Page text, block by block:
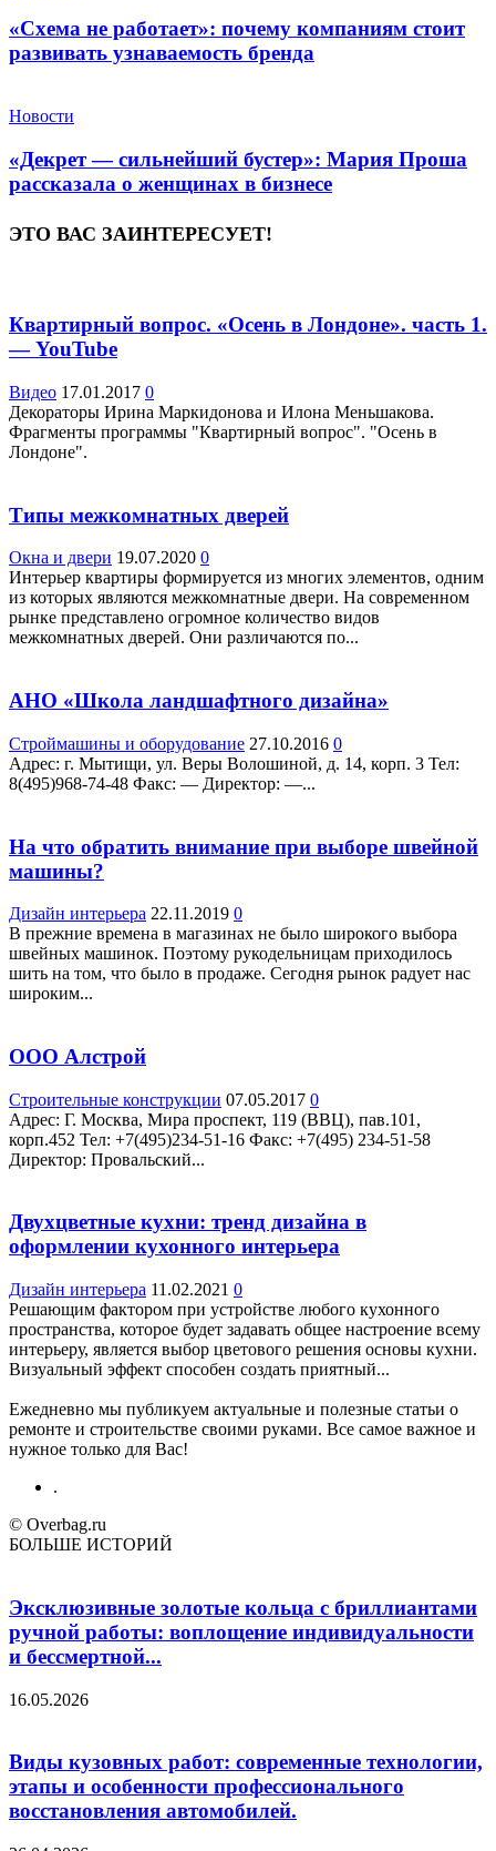
«Схема не работает»: почему компаниям стоит
развивать узнаваемость бренда
Новости
«Декрет — сильнейший бустер»: Мария Проша
рассказала о женщинах в бизнесе
ЭТО ВАС ЗАИНТЕРЕСУЕТ!
Квартирный вопрос. «Осень в Лондоне». часть 1.
— YouTube
Видео 17.01.2017 0
Декораторы Ирина Маркидонова и Илона Меньшакова.
Фрагменты программы "Квартирный вопрос". "Осень в
Лондоне".
Типы межкомнатных дверей
Окна и двери 19.07.2020 0
Интерьер квартиры формируется из многих элементов, одним
из которых являются межкомнатные двери. На современном
рынке представлено огромное количество видов
межкомнатных дверей. Они различаются по...
АНО «Школа ландшафтного дизайна»
Строймашины и оборудование 27.10.2016 0
Адрес: г. Мытищи, ул. Веры Волошиной, д. 14, корп. 3 Teл:
8(495)968-74-48 Факс: — Директор: —...
На что обратить внимание при выборе швейной
машины?
Дизайн интерьера 22.11.2019 0
В прежние времена в магазинах не было широкого выбора
швейных машинок. Поэтому рукодельницам приходилось
шить на том, что было в продаже. Сегодня рынок радует нас
широким...
ООО Алстрой
Строительные конструкции 07.05.2017 0
Адрес: Г. Москва, Мира проспект, 119 (ВВЦ), пав.101,
корп.452 Teл: +7(495)234-51-16 Факс: +7(495) 234-51-58
Директор: Провальский...
Двухцветные кухни: тренд дизайна в
оформлении кухонного интерьера
Дизайн интерьера 11.02.2021 0
Решающим фактором при устройстве любого кухонного
пространства, которое будет задавать общее настроение всему
интерьеру, является выбор цветового решения основы кухни.
Визуальный эффект способен создать приятный...
Ежедневно мы публикуем актуальные и полезные статьи о
ремонте и строительстве своими руками. Все самое важное и
нужное только для Вас!
.
© Overbag.ru
БОЛЬШЕ ИСТОРИЙ
Эксклюзивные золотые кольца с бриллиантами
ручной работы: воплощение индивидуальности
и бессмертной...
16.05.2026
Виды кузовных работ: современные технологии,
этапы и особенности профессионального
восстановления автомобилей.